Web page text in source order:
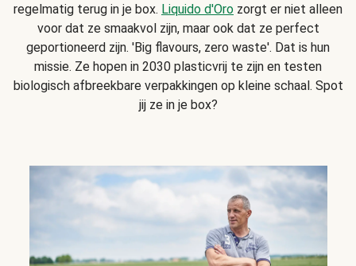
regelmatig terug in je box. Liquido d'Oro zorgt er niet alleen
voor dat ze smaakvol zijn, maar ook dat ze perfect
geportioneerd zijn. 'Big flavours, zero waste'. Dat is hun
missie. Ze hopen in 2030 plasticvrij te zijn en testen
biologisch afbreekbare verpakkingen op kleine schaal. Spot
jij ze in je box?